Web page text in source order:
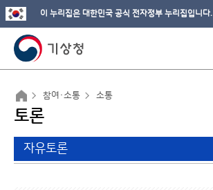
이 누리집은 대한민국 공식 전자정부 누리집입니다.
참여·소통 소통
토론
자유토론